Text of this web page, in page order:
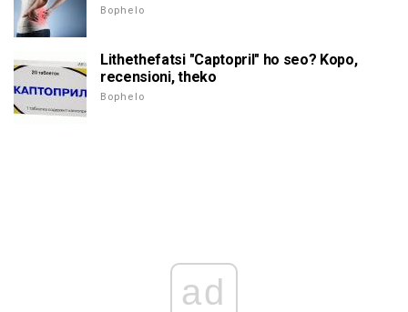
Bophelo
Lithethefatsi "Captopril" ho seo? Kopo,
recensioni, theko
Bophelo
ad